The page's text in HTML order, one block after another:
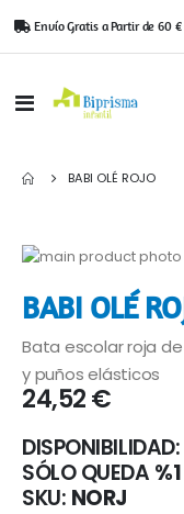
Envío Gratis a Partir de 60 €
Toggle
BABI OLÉ ROJO
Saltar
final
de
la
galería
de
imágenes
al
comienzo
de
la
galería
imágenes
BABI OLÉ
Bata escolar roja
y puños elásticos
24,52 €
DISPONIBILIDAD:
SÓLO QUEDA %1
SKU NORJ